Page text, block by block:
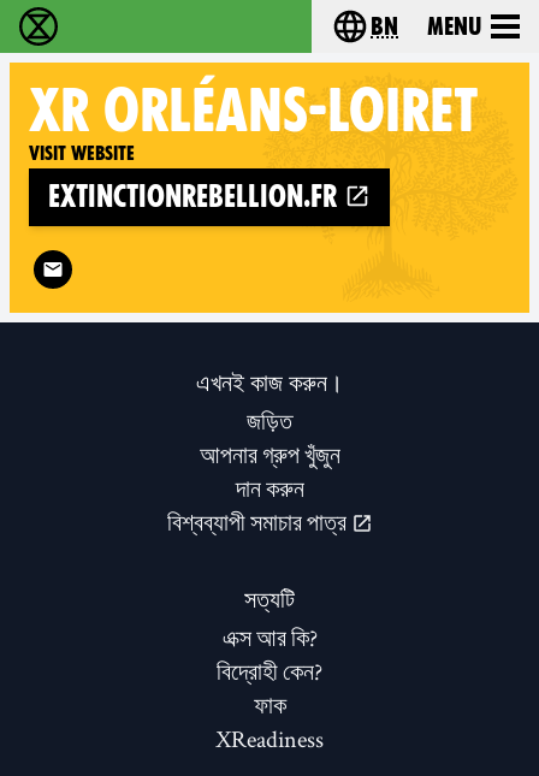
বিলুপ্তি বিদ্রোহ - Home Choose your
bn Menu
XR ORLÉANS-LOIRET
Visit website
extinctionrebellion.fr
Follow XR Orléans-Loiret on
এখনই কাজ করুন।
জড়িত
আপনার গ্রুপ খুঁজুন
দান করুন
বিশ্বব্যাপী সমাচার পাত্র
সত্যটি
এক্স আর কি?
বিদ্রোহী কেন?
ফাক
XReadiness